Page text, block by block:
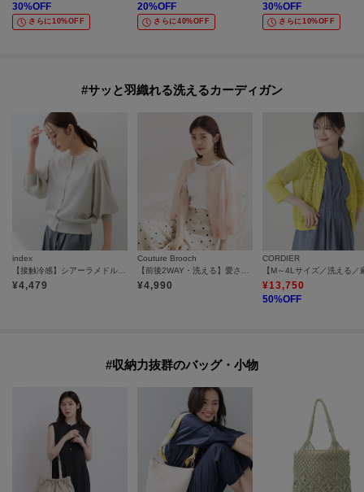
30%OFF
さらに10%OFF
20%OFF
さらに40%OFF
30%OFF
さらに10%OFF
#サッと羽織れる洗えるカーディガン
index
¥4,479
Couture Brooch
¥4,990
CORDIER
¥13,750
50%OFF
#収納力抜群のバッグ・小物